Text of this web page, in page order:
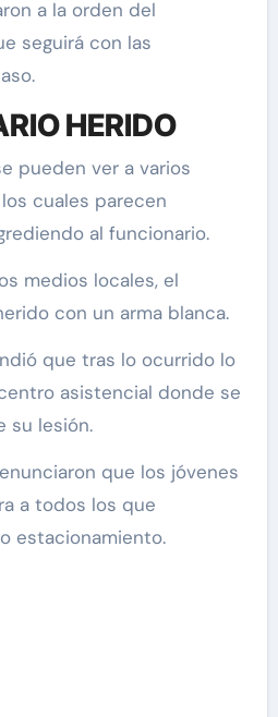
a la orden del
seguirá con las
HERIDO
pueden ver a varios
cuales parecen
al funcionario.
medios locales, el
con un arma blanca.
que tras lo ocurrido lo
asistencial donde se
su lesión.
que los jóvenes
a todos los que
estacionamiento.